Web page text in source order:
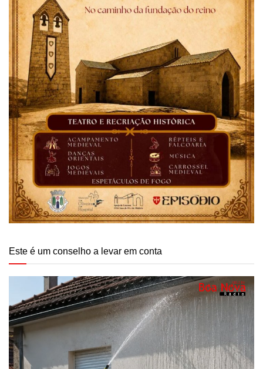
Este é um conselho a levar em conta